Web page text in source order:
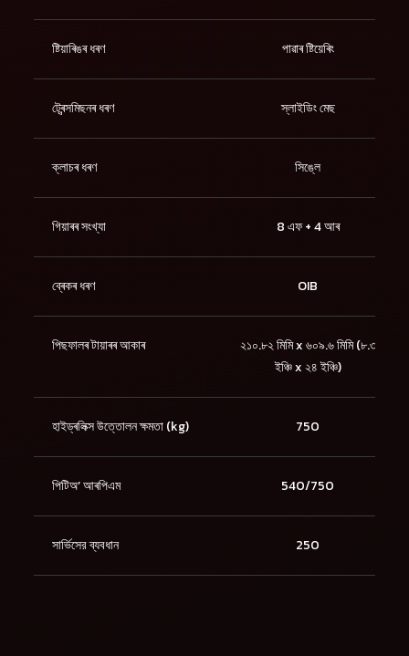
ষ্টিয়াৰিঙৰ ধৰণ পাৱাৰ ষ্টিয়েৰিং
ট্ৰেন্সমিছনৰ ধৰণ স্লাইডিং মেছ
ক্লাচৰ ধৰণ সিঙ্লে
গিয়াৰৰ সংখ্যা 8 এফ + 4 আৰ
ব্ৰেকৰ ধৰণ OIB
পিছফালৰ টায়াৰৰ আকাৰ
২১০.৮২ মিমি x ৬০৯.৬ মিমি (৮.৩
ইঞ্চি x ২৪ ইঞ্চি)
হাইড্ৰলিক্স উত্তোলন ক্ষমতা (kg) 750
পিটিঅ’ আৰপিএম 540/750
সার্ভিসের ব্যবধান 250